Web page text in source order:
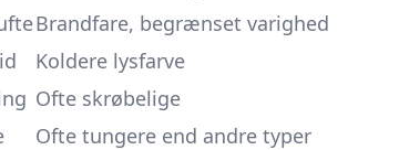
Brandfare, begrænset varighed
Koldere lysfarve
Ofte skrøbelige
Ofte tungere end andre typer